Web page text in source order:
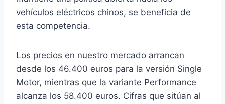
vehículos eléctricos chinos, se beneficia de
esta competencia.
Los precios en nuestro mercado arrancan
desde los 46.400 euros para la versión Single
Motor, mientras que la variante Performance
alcanza los 58.400 euros. Cifras que sitúan al